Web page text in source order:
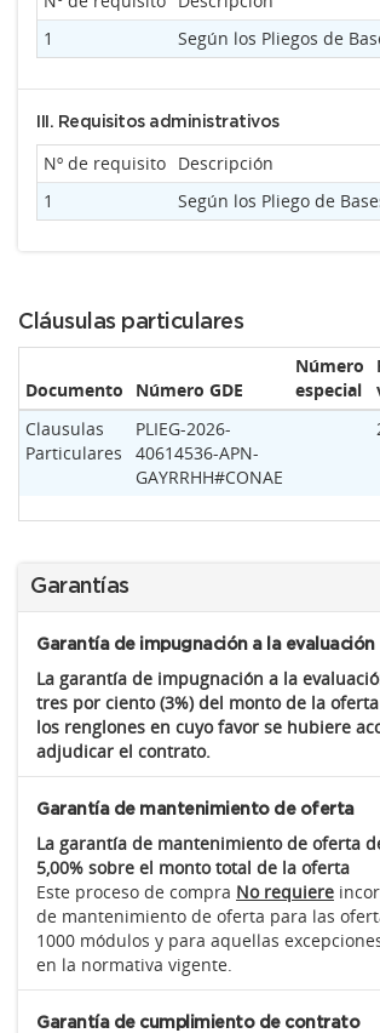
1
Según los Pliegos de
III. Requisitos administrativos
Nº de requisito Descripción
1
Según los Pliego de
Cláusulas particulares
Documento Número GDE
Número
especial
Clausulas
Particulares
PLIEG-2026-
40614536-APN-
GAYRRHH#CONAE
Garantías
Garantía de impugnación a la evaluación
La garantía de impugnación a la
tres por ciento (3%) del monto de la
los renglones en cuyo favor se hubiere
adjudicar el contrato.
Garantía de mantenimiento de oferta
La garantía de mantenimiento de oferta
5,00% sobre el monto total de la oferta
Este proceso de compra No requiere
de mantenimiento de oferta para las
1000 módulos y para aquellas
en la normativa vigente.
Garantía de cumplimiento de contrato